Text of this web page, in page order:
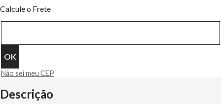
Calcule o Frete
Não sei meu CEP
Descrição